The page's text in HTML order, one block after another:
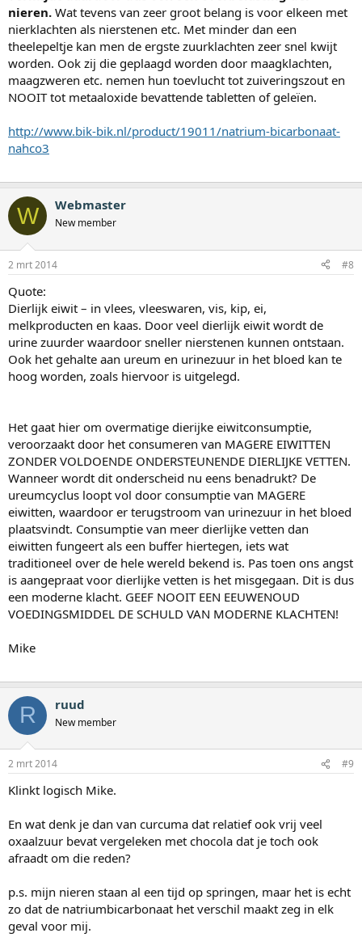
nieren. Wat tevens van zeer groot belang is voor elkeen met
nierklachten als nierstenen etc. Met minder dan een
theelepeltje kan men de ergste zuurklachten zeer snel kwijt
worden. Ook zij die geplaagd worden door maagklachten,
maagzweren etc. nemen hun toevlucht tot zuiveringszout en
NOOIT tot metaaloxide bevattende tabletten of geleïen.
http://www.bik-bik.nl/product/19011/natrium-bicarbonaat-
nahco3
W Webmaster
New member
2 mrt 2014 #8
Quote:
Dierlijk eiwit – in vlees, vleeswaren, vis, kip, ei,
melkproducten en kaas. Door veel dierlijk eiwit wordt de
urine zuurder waardoor sneller nierstenen kunnen ontstaan.
Ook het gehalte aan ureum en urinezuur in het bloed kan te
hoog worden, zoals hiervoor is uitgelegd.
Het gaat hier om overmatige dierijke eiwitconsumptie,
veroorzaakt door het consumeren van MAGERE EIWITTEN
ZONDER VOLDOENDE ONDERSTEUNENDE DIERLIJKE VETTEN.
Wanneer wordt dit onderscheid nu eens benadrukt? De
ureumcyclus loopt vol door consumptie van MAGERE
eiwitten, waardoor er terugstroom van urinezuur in het bloed
plaatsvindt. Consumptie van meer dierlijke vetten dan
eiwitten fungeert als een buffer hiertegen, iets wat
traditioneel over de hele wereld bekend is. Pas toen ons angst
is aangepraat voor dierlijke vetten is het misgegaan. Dit is dus
een moderne klacht. GEEF NOOIT EEN EEUWENOUD
VOEDINGSMIDDEL DE SCHULD VAN MODERNE KLACHTEN!
Mike
R ruud
New member
2 mrt 2014 #9
Klinkt logisch Mike.
En wat denk je dan van curcuma dat relatief ook vrij veel
oxaalzuur bevat vergeleken met chocola dat je toch ook
afraadt om die reden?
p.s. mijn nieren staan al een tijd op springen, maar het is echt
zo dat de natriumbicarbonaat het verschil maakt zeg in elk
geval voor mij.